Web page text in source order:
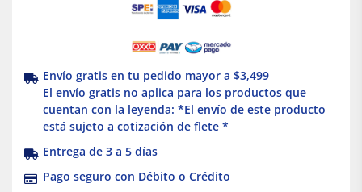
Envío gratis en tu pedido mayor a $3,499
El envío gratis no aplica para los productos que
cuentan con la leyenda: *El envío de este producto
está sujeto a cotización de flete *
Entrega de 3 a 5 días
Pago seguro con Débito o Crédito